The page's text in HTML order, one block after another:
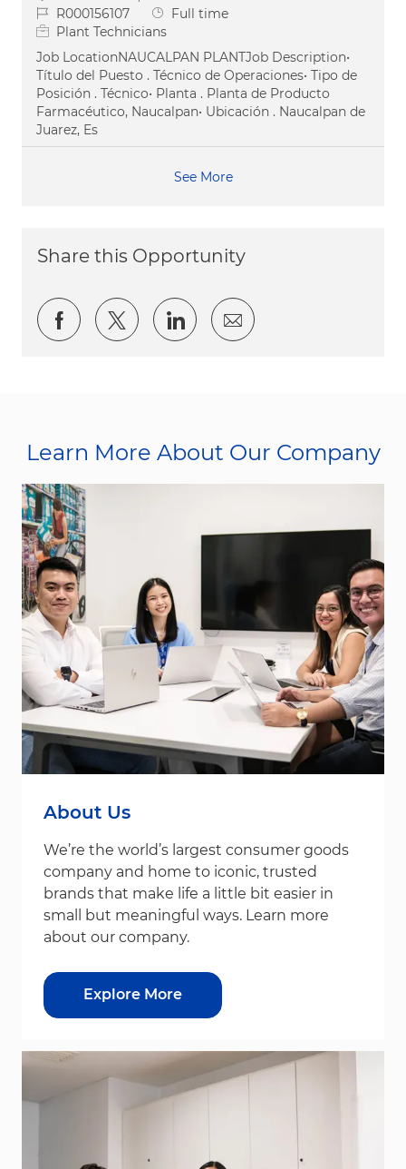
Job IdR000156107 Job Type
Full time
Plant Technicians
Job LocationNAUCALPAN PLANTJob Description•
Título del Puesto . Técnico de Operaciones• Tipo de
Posición . Técnico• Planta . Planta de Producto
Farmacéutico, Naucalpan• Ubicación . Naucalpan de
Juarez, Es
See More
Share this Opportunity
Share via Facebook
Share via twitter
Share via LinkedIn
Share via email
Learn More About Our Company
About Us
We’re the world’s largest consumer goods
company and home to iconic, trusted
brands that make life a little bit easier in
small but meaningful ways. Learn more
about our company.
Explore More